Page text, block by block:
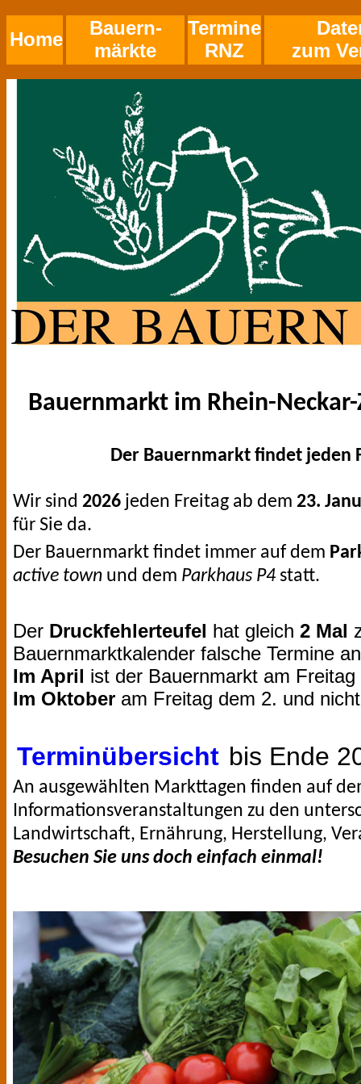
Home
Bauern-
märkte
Termine
RNZ
zum
Bauernmarkt im Rhein-
Der Bauernmarkt findet jeden
Wir sind 2026 jeden Freitag ab dem 23.
für Sie da.
Der Bauernmarkt findet immer auf dem
active town und dem Parkhaus P4 statt.
Der Druckfehlerteufel hat gleich 2 Mal
Bauernmarktkalender falsche Termine
Im April ist der Bauernmarkt am
Im Oktober am Freitag dem 2. und
Terminübersicht bis Ende
An ausgewählten Markttagen finden auf
Informationsveranstaltungen zu den
Landwirtschaft, Ernährung, Herstellung,
Besuchen Sie uns doch einfach einmal!